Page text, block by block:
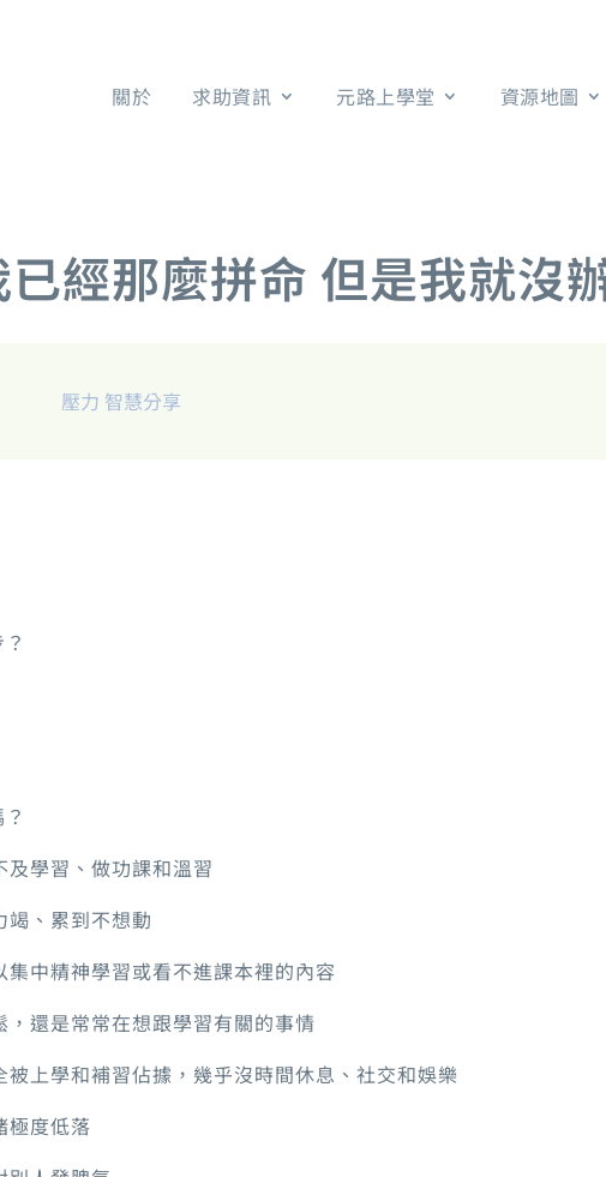
關於 求助資訊 元路上學堂 資源地圖
經那麼拼命 但是我就沒
壓力 智慧分享
學習、做功課和溫習
、累到不想動
中精神學習或看不進課本裡的內容
還是常常在想跟學習有關的事情
上學和補習佔據，幾乎沒時間休息、社交和娛樂
極度低落